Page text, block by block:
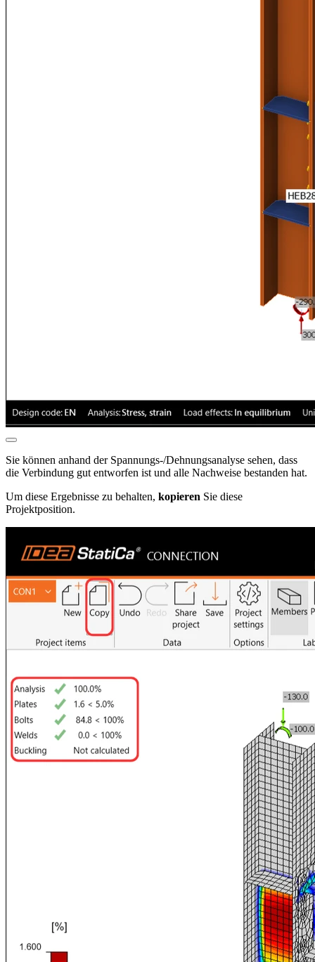
Sie können anhand der Spannungs-/Dehnungsanalyse sehen, dass
die Verbindung gut entworfen ist und alle Nachweise bestanden hat.
Um diese Ergebnisse zu behalten, kopieren Sie diese
Projektposition.